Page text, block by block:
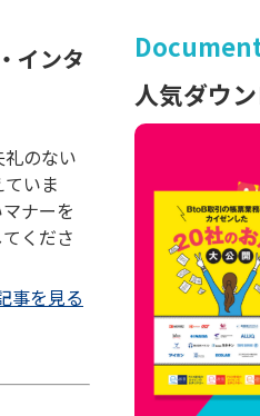
インタ
のない
いま
ナーを
くださ
事を見る
人気ダウ